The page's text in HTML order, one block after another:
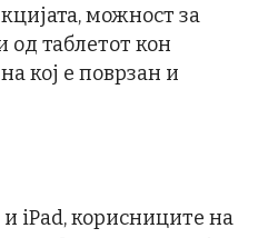
можност за
од таблетот кон
кој е поврзан и
и iPad, корисниците на